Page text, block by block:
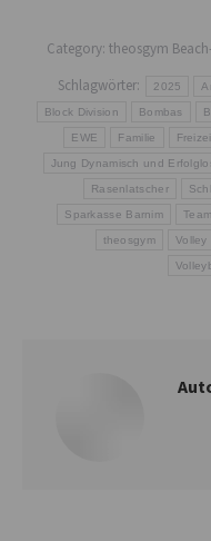
Category: theosgym
Schlagwörter:
2025
Block Division Bombas
EWE Familie
Jung Dynamisch und
Rasenlatscher
Sparkasse Barnim Team
theosgym Volley